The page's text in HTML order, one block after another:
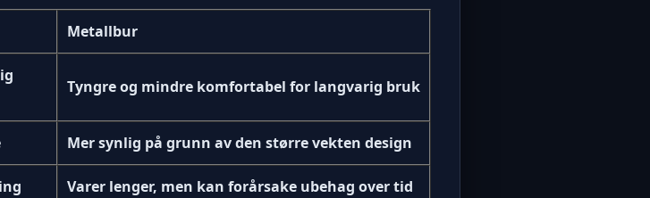
Metallbur
Tyngre og mindre komfortabel for langvarig bruk
Mer synlig på grunn av den større vekten design
Varer lenger, men kan forårsake ubehag over tid